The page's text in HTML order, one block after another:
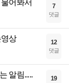
어봐서 7
댓글
상 12
댓글
알림..... 19